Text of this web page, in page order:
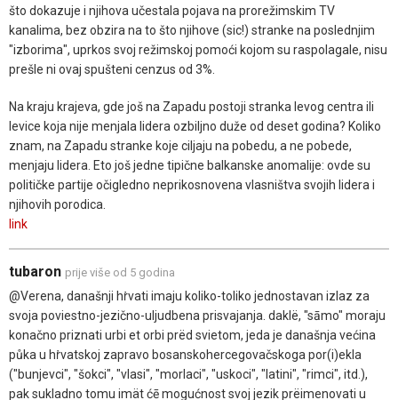
što dokazuje i njihova učestala pojava na prorežimskim TV
kanalima, bez obzira na to što njihove (sic!) stranke na poslednjim
"izborima", uprkos svoj režimskoj pomoći kojom su raspolagale, nisu
prešle ni ovaj spušteni cenzus od 3%.
Na kraju krajeva, gde još na Zapadu postoji stranka levog centra ili
levice koja nije menjala lidera ozbiljno duže od deset godina? Koliko
znam, na Zapadu stranke koje ciljaju na pobedu, a ne pobede,
menjaju lidera. Eto još jedne tipične balkanske anomalije: ovde su
političke partije očigledno neprikosnovena vlasništva svojih lidera i
njihovih porodica.
link
tubaron prije više od 5 godina
@Verena, današnji hṙvati imaju koliko-toliko jednostavan izlaz za
svoja poviestno-jezično-uljudbena prisvajanja. daklë, "sāmo" moraju
konačno priznati urbi et orbi prëd svietom, jeda je današnja većina
půka u hṙvatskoj zapravo bosanskohercegovačskoga por(i)ekla
("bunjevci", "šokci", "vlasi", "morlaci", "uskoci", "latini", "rimci", itd.),
pak sukladno tomu imät ćē mogućnost svoj jezik prëimenovati u